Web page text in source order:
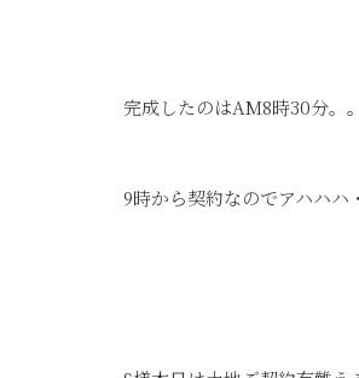
完成したのはAM8時30分。
9時から契約なのでアハハハ